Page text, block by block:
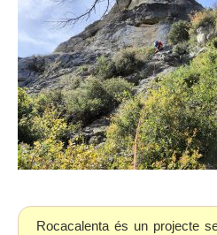
Rocacalenta és un projecte